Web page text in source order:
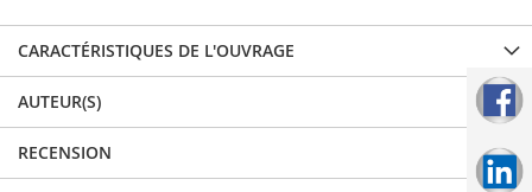
CARACTÉRISTIQUES DE L'OUVRAGE
AUTEUR(S)
RECENSION